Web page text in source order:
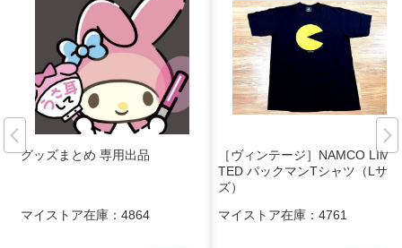
グッズまとめ 専用出品
マイストア在庫： 4864
［ヴィンテージ］NAMCO LIMI
TED パックマンTシャツ（Lサイ
ズ）
マイストア在庫： 4761